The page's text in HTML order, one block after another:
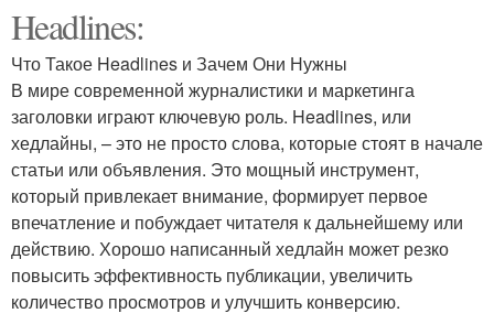
Headlines:
Что Такое Headlines и Зачем Они Нужны
В мире современной журналистики и маркетинга
заголовки играют ключевую роль. Headlines, или
хедлайны, – это не просто слова, которые стоят в начале
статьи или объявления. Это мощный инструмент,
который привлекает внимание, формирует первое
впечатление и побуждает читателя к дальнейшему или
действию. Хорошо написанный хедлайн может резко
повысить эффективность публикации, увеличить
количество просмотров и улучшить конверсию.